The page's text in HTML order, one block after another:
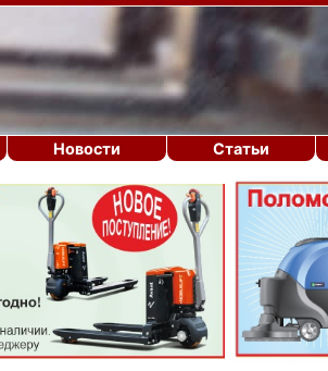
Новости Статьи